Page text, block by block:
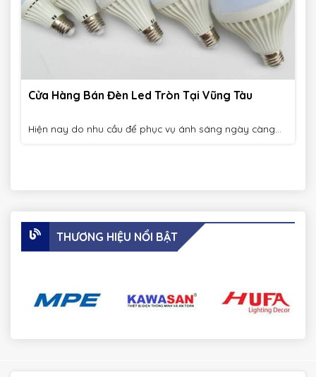
Cửa Hàng Bán Đèn Led Tròn Tại Vũng Tàu
Hiện nay do nhu cầu để phục vụ ánh sáng ngày càng...
THƯƠNG HIỆU NỔI BẬT